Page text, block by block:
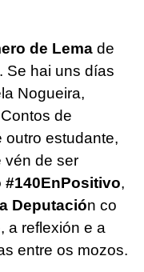
de Lema de
Se hai uns días
Nogueira,
de
outro estudante,
vén de ser
#140EnPositivo,
Deputación co
a reflexión e a
entre os mozos.